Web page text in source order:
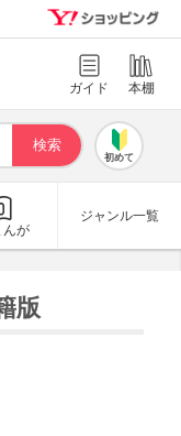
ガイド 本棚
初めて
んが
ジャンル一覧
版